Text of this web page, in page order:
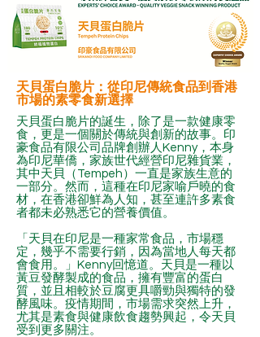
天貝蛋白脆片：從印尼傳統食品到香港
市場的素零食新選擇
天貝蛋白脆片的誕生，除了是一款健康零
食，更是一個關於傳統與創新的故事。印
豪食品有限公司品牌創辦人Kenny，本身
為印尼華僑，家族世代經營印尼雜貨業，
其中天貝（Tempeh）一直是家族生意的
一部分。然而，這種在印尼家喻戶曉的食
材，在香港卻鮮為人知，甚至連許多素食
者都未必熟悉它的營養價值。
「天貝在印尼是一種家常食品，市場穩
定，幾乎不需要行銷，因為當地人每天都
會食用。」Kenny回憶道。天貝是一種以
黃豆發酵製成的食品，擁有豐富的蛋白
質，並且相較於豆腐更具嚼勁與獨特的發
酵風味。疫情期間，市場需求突然上升，
尤其是素食與健康飲食趨勢興起，令天貝
受到更多關注。